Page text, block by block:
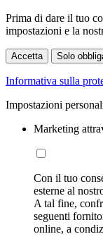
Prima di dare il tuo
impostazioni e la
Accetta Solo
Informativa sulla
Impostazioni
Marketing
Con il tuo
esterne al
A tal fine,
seguenti
online, a